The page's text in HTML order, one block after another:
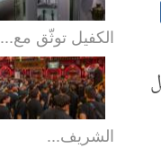
الكفيل توثّق مع...
الشريف...